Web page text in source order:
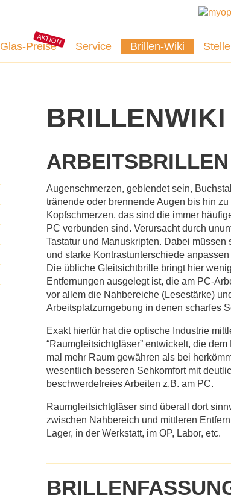
AKTION
Glas-Preise Service Brillen-Wiki
BRILLENWIKI
ARBEITSBRILLEN
Augenschmerzen, geblendet sein,
tränende oder brennende Augen bis hin
Kopfschmerzen, das sind die immer
PC verbunden sind. Verursacht durch
Tastatur und Manuskripten. Dabei
und starke Kontrastunterschiede
Die übliche Gleitsichtbrille bringt hier
Entfernungen ausgelegt ist, die am PC-
vor allem die Nahbereiche (Lesestärke)
Arbeitsplatzumgebung in denen scharfes
Exakt hierfür hat die optische Industrie
“Raumgleitsichtgläser” entwickelt, die
mal mehr Raum gewähren als bei
wesentlich besseren Sehkomfort mit
beschwerdefreies Arbeiten z.B. am PC.
Raumgleitsichtgläser sind überall dort
zwischen Nahbereich und mittleren
Lager, in der Werkstatt, im OP, Labor, etc.